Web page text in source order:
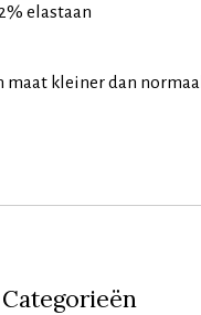
elastaan
kleiner dan normaal
Categorieën